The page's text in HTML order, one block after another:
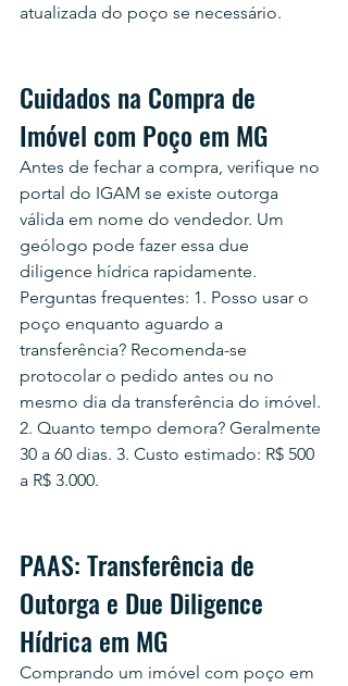
atualizada do poço se necessário.
Cuidados na Compra de
Imóvel com Poço em MG
Antes de fechar a compra, verifique no
portal do IGAM se existe outorga
válida em nome do vendedor. Um
geólogo pode fazer essa due
diligence hídrica rapidamente.
Perguntas frequentes: 1. Posso usar o
poço enquanto aguardo a
transferência? Recomenda-se
protocolar o pedido antes ou no
mesmo dia da transferência do imóvel.
2. Quanto tempo demora? Geralmente
30 a 60 dias. 3. Custo estimado: R$ 500
a R$ 3.000.
PAAS: Transferência de
Outorga e Due Diligence
Hídrica em MG
Comprando um imóvel com poço em